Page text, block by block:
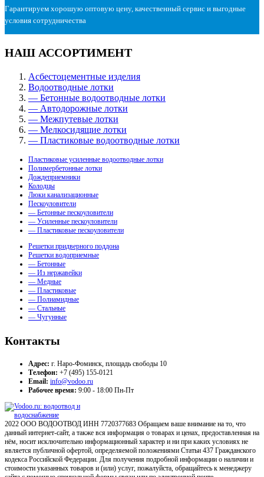
Гарантируем хорошую оптовую цену, качественный сервис и выгодные
условия сотрудничества
НАШ АССОРТИМЕНТ
Асбестоцементные изделия
Водоотводные лотки
— Бетонные водоотводные лотки
— Автодорожные лотки
— Межпутевые лотки
— Мелкосидящие лотки
— Пластиковые водоотводные лотки
Пластиковые усиленные водоотводные лотки
Полимербетонные лотки
Дождеприемники
Колодцы
Люки канализационные
Пескоуловители
— Бетонные пескоуловители
— Усиленные пескоуловители
— Пластиковые пескоуловители
Решетки придверного поддона
Решетки водоприемные
— Бетонные
— Из нержавейки
— Медные
— Пластиковые
— Полиамидные
— Стальные
— Чугунные
Контакты
Адрес: г. Наро-Фоминск, площадь свободы 10
Телефон: +7 (495) 155-0121
Email: info@vodoo.ru
Рабочее время: 9:00 - 18:00 Пн-Пт
2022 ООО ВОДООТВОД ИНН 7720377683 Обращаем ваше внимание на то, что
данный интернет-сайт, а также вся информация о товарах и ценах, предоставленная на
нём, носит исключительно информационный характер и ни при каких условиях не
является публичной офертой, определяемой положениями Статьи 437 Гражданского
кодекса Российской Федерации. Для получения подробной информации о наличии и
стоимости указанных товаров и (или) услуг, пожалуйста, обращайтесь к менеджеру